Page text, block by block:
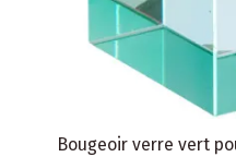
Bougeoir verre vert